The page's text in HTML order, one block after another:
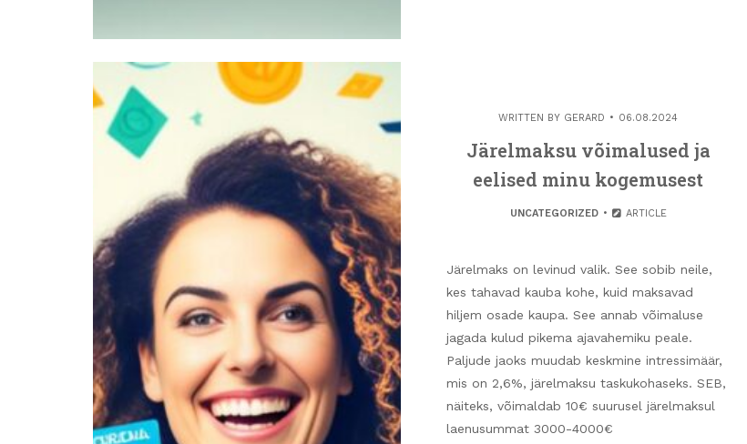
WRITTEN BY GERARD 06.08.2024
Järelmaksu võimalused ja
eelised minu kogemusest
UNCATEGORIZED ARTICLE
Järelmaks on levinud valik. See sobib neile,
kes tahavad kauba kohe, kuid maksavad
hiljem osade kaupa. See annab võimaluse
jagada kulud pikema ajavahemiku peale.
Paljude jaoks muudab keskmine intressimäär,
mis on 2,6%, järelmaksu taskukohaseks. SEB,
näiteks, võimaldab 10€ suurusel järelmaksul
laenusummat 3000-4000€